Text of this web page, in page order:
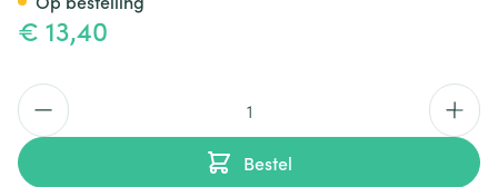
€ 13,40
Aantal
Bestel